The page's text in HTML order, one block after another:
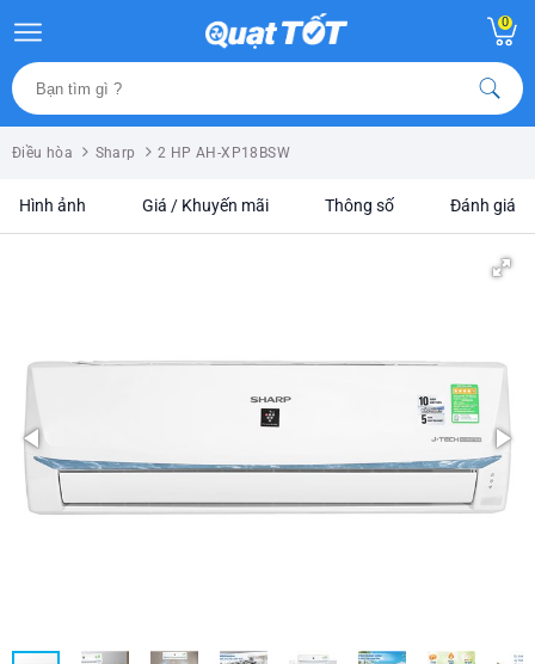
0
Điều hòa Sharp 2 HP AH-XP18BSW
Hình ảnh Giá / Khuyến mãi Thông số Đánh giá